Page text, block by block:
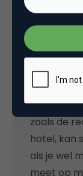
Je
markt’
De
te
zoals de
hotel, kan
als je wel
meet op